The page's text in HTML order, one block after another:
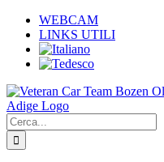
Salta
contenuto
WEBCAM
LINKS UTILI
Cerca
per: